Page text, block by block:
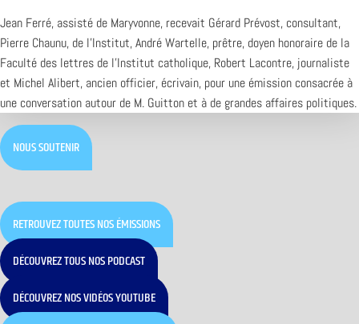
Jean Ferré, assisté de Maryvonne, recevait Gérard Prévost, consultant,
Pierre Chaunu, de l’Institut, André Wartelle, prêtre, doyen honoraire de la
Faculté des lettres de l’Institut catholique, Robert Lacontre, journaliste
et Michel Alibert, ancien officier, écrivain, pour une émission consacrée à
une conversation autour de M. Guitton et à de grandes affaires politiques.
NOUS SOUTENIR
RETROUVEZ TOUTES NOS ÉMISSIONS
DÉCOUVREZ TOUS NOS PODCAST
DÉCOUVREZ NOS VIDÉOS YOUTUBE